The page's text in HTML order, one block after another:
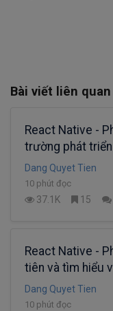
Bài viết liên quan
React Native -
trường phát
Dang Quyet Tien
10 phút đọc
37.1K 15
React Native -
tiên và tìm hiểu
Dang Quyet Tien
10 phút đọc